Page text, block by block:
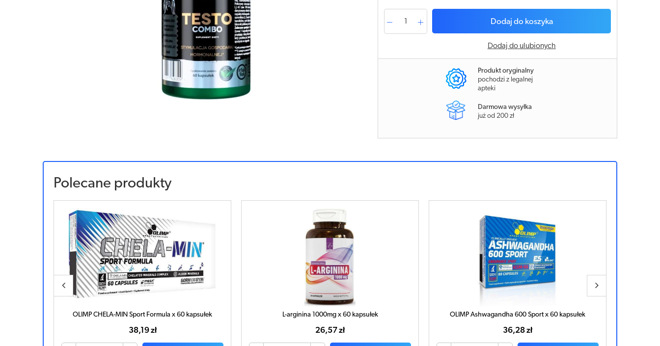
Dodaj do koszyka
Dodaj do ulubionych
Produkt oryginalny
pochodzi z legalnej
apteki
Darmowa wysyłka
już od 200 zł
Polecane produkty
OLIMP CHELA-MIN Sport Formula x 60 kapsułek L-arginina 1000mg x 60 kapsułek OLIMP Ashwagandha 600 Sport x 60 kapsułek OLIMP Vita-Min Multiple Sport